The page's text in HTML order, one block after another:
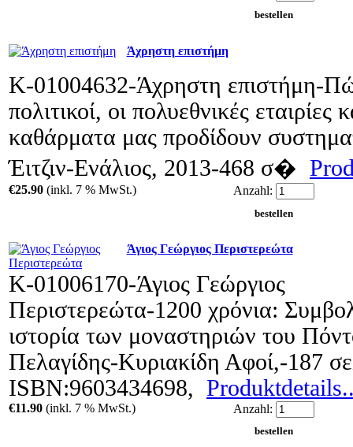
Άχρηστη επιστήμη
Κ-01004632-Άχρηστη επιστήμη-
πολιτικοί, οι πολυεθνικές εταιρίες
καθάρματα μας προδίδουν
Έιτζιν-Ενάλιος, 2013-468 σ�
€25.90 (inkl. 7 % MwSt.) Anzahl:
Άγιος Γεώργιος Περιστερεώτα
Κ-01006170-Άγιος Γεώργιος
Περιστερεώτα-1200 χρόνια:
ιστορία των μοναστηριών του
Πελαγίδης-Κυριακίδη Αφοί,-187
ISBN:9603434698,
€11.90 (inkl. 7 % MwSt.) Anzahl: